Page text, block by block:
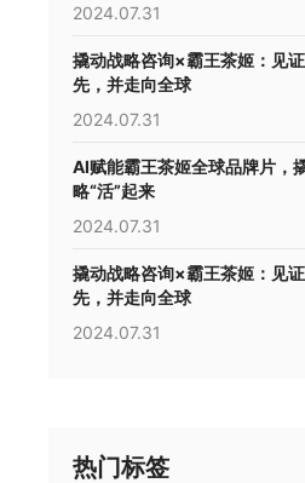
2024.07.31
撬动战略咨询×霸王茶姬：见
先，并走向全球
2024.07.31
AI赋能霸王茶姬全球品牌片，
略“活”起来
2024.07.31
撬动战略咨询×霸王茶姬：见
先，并走向全球
2024.07.31
热门标签